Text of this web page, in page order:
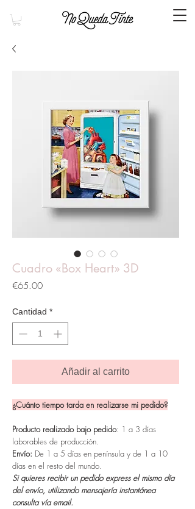
Cuadro «Box Heart» 3D
€65.00Precio
Cantidad *
Añadir al carrito
¿Cuánto tiempo tarda en realizarse mi pedido?
Producto realizado bajo pedido: 1 a 3 días
laborables de producción.
Envío: De 1 a 5 días en península y de 1 a 10
días en el resto del mundo.
Si quieres recibir un pedido express el mismo día
del envío, utilizando mensajería instantánea
consulta vía email.